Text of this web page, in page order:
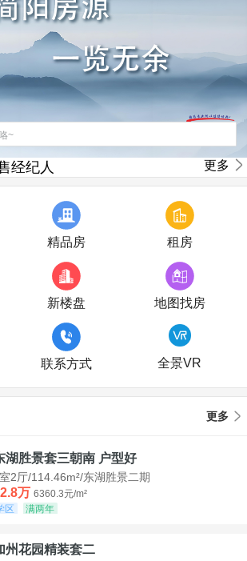
经纪人 更多
精品房 租房
新楼盘 地图找房
联系方式 全景VR
更多
湖胜景套三朝南 户型好
2厅/114.46m²/东湖胜景二期
万 6360.3元/m²
区
满两年
州花园精装套二